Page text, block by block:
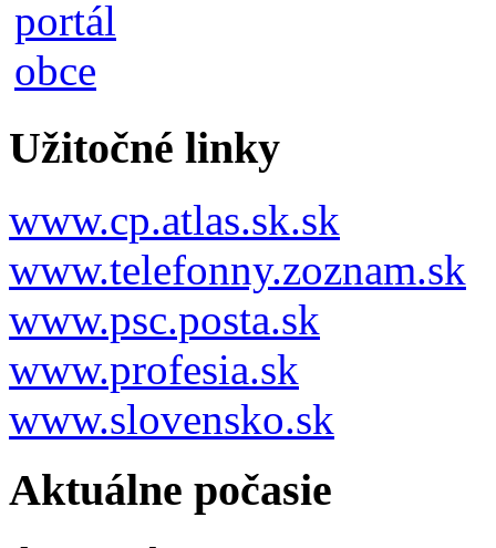
Užitočné linky
www.cp.atlas.sk.sk
www.telefonny.zoznam.sk
www.psc.posta.sk
www.profesia.sk
www.slovensko.sk
Aktuálne počasie